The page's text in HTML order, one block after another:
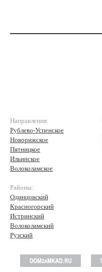
Направления:
Рублево-Успенское
Новорижское
Пятницкое
Ильинское
Волоколамское
Районы:
Одинцовский
Красногорский
Истринский
Волоколамский
Рузский